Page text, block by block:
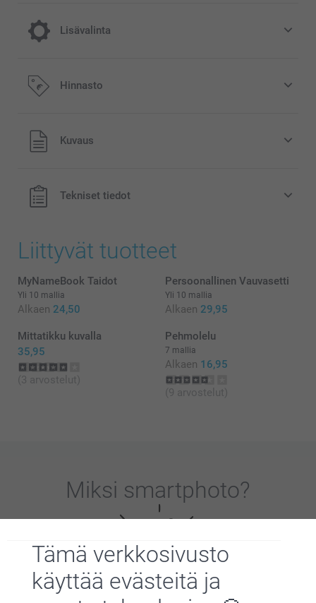
Tämä verkkosivusto
käyttää evästeitä ja
Lisävalinta
Kovat kannet säilyttää muistot paremmin
Hinnasto
Kaikki hinnat ovat euroina, sisältävät arvonlisäveron ja
eivät sisällä postikuluja.
Kuvaus
Tekniset tiedot
Liittyvät tuotteet
MyNameBook Taidot
Yli 10 mallia
Alkaen 24,50
Persoonallinen Vauvasetti
Yli 10 mallia
Alkaen 29,95
Mittatikku kuvalla
35,95
(3 arvostelut)
Pehmolelu
7 mallia
Alkaen 16,95
(9 arvostelut)
Miksi smartphoto?